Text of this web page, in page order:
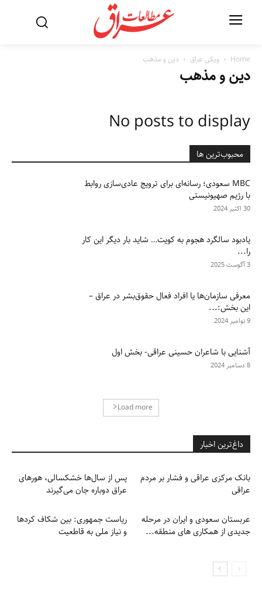
Home ویکی عراق دین و مذهب
دین و مذهب
No posts to display
محبوب‌ترین ها
MBC سعودی؛ رسانه‌‌ای برای ترویج عادی‌سازی روابط
با رژیم صهیونیستی
30 اکتبر 2024
یادبود سالگرد هجوم به کویت… شاید بار دیگر این کار
را...
3 آگوست 2025
معرفی سازمان‌ها یا افراد فعال حقوق‌بشر در عراق –
این بخش:...
9 نوامبر 2024
آشنایی با شاعران حسینی عراقی- بخش اول
8 دسامبر 2024
Load more
داغ‌ترین اخبار
پس از سال‌ها خشکسالی، هورهای
عراق دوباره جان می‌گیرند
بانک مرکزی عراقی و فشار بر مردم
عراقی
ریاست جمهوری: بین شکاف کردها
و نیاز ملی به قاطعیت
عربستان سعودی و ایران در مرحله
جدیدی از همکاری های منطقه...